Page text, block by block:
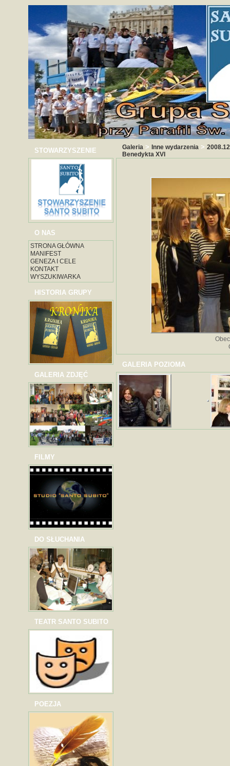
STOWARZYSZENIE
O NAS
STRONA GŁÓWNA
MANIFEST
GENEZA I CELE
KONTAKT
WYSZUKIWARKA
HISTORIA GRUPY
GALERIA ZDJĘĆ
FILMY
DO SŁUCHANIA
TEATR SANTO SUBITO
POEZJA
Galeria > Inne wydarzenia >
Benedykta XVI
GALERIA POZIOMA